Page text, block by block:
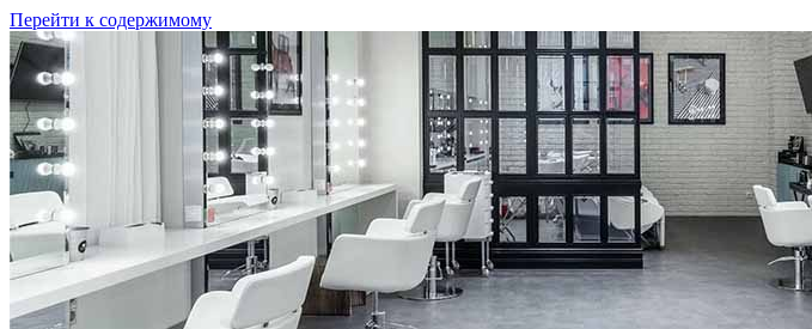
Перейти к содержимому